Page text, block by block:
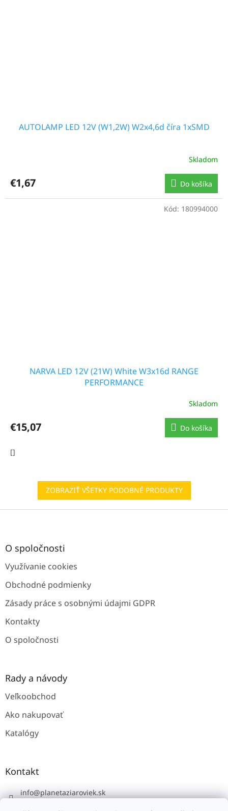
AUTOLAMP LED 12V (W1,2W) W2x4,6d číra 1xSMD
Skladom
€1,67 Do košíka
NARVA LED 12V (21W) White W3x16d RANGE
PERFORMANCE
Skladom
€15,07 Do košíka
[]
Kód: 180994000
ZOBRAZIŤ VŠETKY PODOBNÉ PRODUKTY
Z
O spoločnosti
Využívanie cookies
Obchodné podmienky
Zásady práce s osobnými údajmi GDPR
Kontakty
O spoločnosti
Rady a návody
Veľkoobchod
Ako nakupovať
Katalógy
Kontakt
info@planetaziaroviek.sk